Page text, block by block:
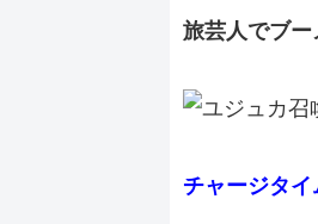
旅芸人でブー
チャージタイ